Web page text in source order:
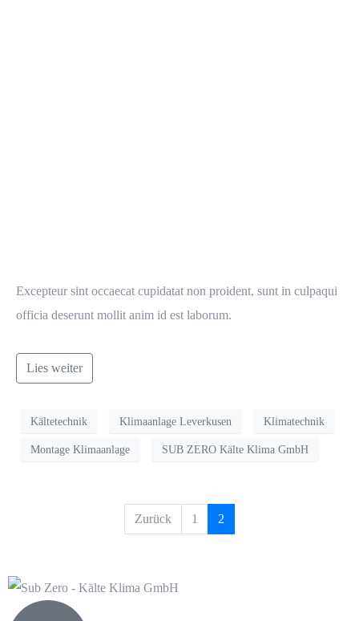
Excepteur sint occaecat cupidatat non proident, sunt in culpaqui
officia deserunt mollit anim id est laborum.
Lies weiter
Kältetechnik Klimaanlage Leverkusen Klimatechnik
Montage Klimaanlage SUB ZERO Kälte Klima GmbH
Zurück 1 2